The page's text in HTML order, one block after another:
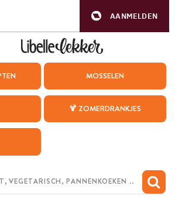
AANMELDEN
MOSSELEN
🍹 ZOMERDRANKJES